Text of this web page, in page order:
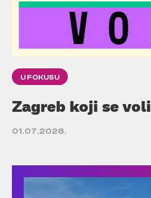
U FOKUSU
Zagreb koji se voli
01.07.2026.